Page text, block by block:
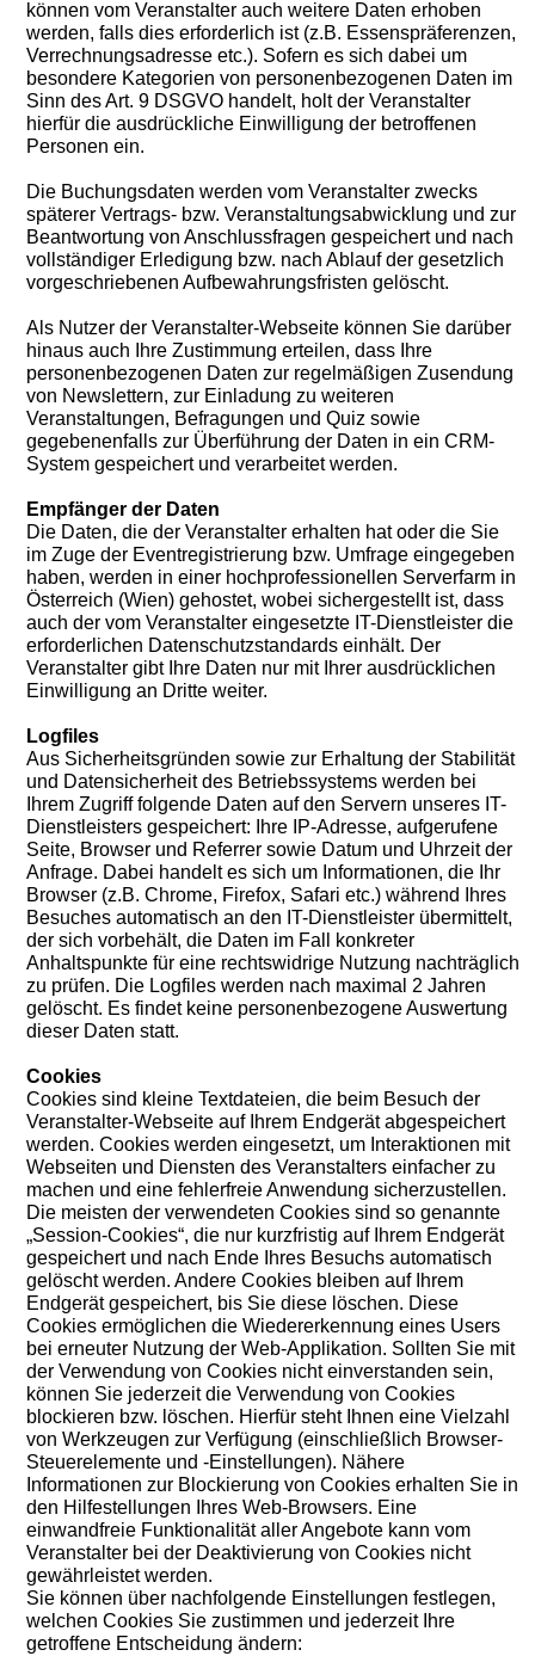
können vom Veranstalter auch weitere Daten erhoben
werden, falls dies erforderlich ist (z.B. Essenspräferenzen,
Verrechnungsadresse etc.). Sofern es sich dabei um
besondere Kategorien von personenbezogenen Daten im
Sinn des Art. 9 DSGVO handelt, holt der Veranstalter
hierfür die ausdrückliche Einwilligung der betroffenen
Personen ein.
Die Buchungsdaten werden vom Veranstalter zwecks
späterer Vertrags- bzw. Veranstaltungsabwicklung und zur
Beantwortung von Anschlussfragen gespeichert und nach
vollständiger Erledigung bzw. nach Ablauf der gesetzlich
vorgeschriebenen Aufbewahrungsfristen gelöscht.
Als Nutzer der Veranstalter-Webseite können Sie darüber
hinaus auch Ihre Zustimmung erteilen, dass Ihre
personenbezogenen Daten zur regelmäßigen Zusendung
von Newslettern, zur Einladung zu weiteren
Veranstaltungen, Befragungen und Quiz sowie
gegebenenfalls zur Überführung der Daten in ein CRM-
System gespeichert und verarbeitet werden.
Empfänger der Daten
Die Daten, die der Veranstalter erhalten hat oder die Sie
im Zuge der Eventregistrierung bzw. Umfrage eingegeben
haben, werden in einer hochprofessionellen Serverfarm in
Österreich (Wien) gehostet, wobei sichergestellt ist, dass
auch der vom Veranstalter eingesetzte IT-Dienstleister die
erforderlichen Datenschutzstandards einhält. Der
Veranstalter gibt Ihre Daten nur mit Ihrer ausdrücklichen
Einwilligung an Dritte weiter.
Logfiles
Aus Sicherheitsgründen sowie zur Erhaltung der Stabilität
und Datensicherheit des Betriebssystems werden bei
Ihrem Zugriff folgende Daten auf den Servern unseres IT-
Dienstleisters gespeichert: Ihre IP-Adresse, aufgerufene
Seite, Browser und Referrer sowie Datum und Uhrzeit der
Anfrage. Dabei handelt es sich um Informationen, die Ihr
Browser (z.B. Chrome, Firefox, Safari etc.) während Ihres
Besuches automatisch an den IT-Dienstleister übermittelt,
der sich vorbehält, die Daten im Fall konkreter
Anhaltspunkte für eine rechtswidrige Nutzung nachträglich
zu prüfen. Die Logfiles werden nach maximal 2 Jahren
gelöscht. Es findet keine personenbezogene Auswertung
dieser Daten statt.
Cookies
Cookies sind kleine Textdateien, die beim Besuch der
Veranstalter-Webseite auf Ihrem Endgerät abgespeichert
werden. Cookies werden eingesetzt, um Interaktionen mit
Webseiten und Diensten des Veranstalters einfacher zu
machen und eine fehlerfreie Anwendung sicherzustellen.
Die meisten der verwendeten Cookies sind so genannte
„Session-Cookies“, die nur kurzfristig auf Ihrem Endgerät
gespeichert und nach Ende Ihres Besuchs automatisch
gelöscht werden. Andere Cookies bleiben auf Ihrem
Endgerät gespeichert, bis Sie diese löschen. Diese
Cookies ermöglichen die Wiedererkennung eines Users
bei erneuter Nutzung der Web-Applikation. Sollten Sie mit
der Verwendung von Cookies nicht einverstanden sein,
können Sie jederzeit die Verwendung von Cookies
blockieren bzw. löschen. Hierfür steht Ihnen eine Vielzahl
von Werkzeugen zur Verfügung (einschließlich Browser-
Steuerelemente und -Einstellungen). Nähere
Informationen zur Blockierung von Cookies erhalten Sie in
den Hilfestellungen Ihres Web-Browsers. Eine
einwandfreie Funktionalität aller Angebote kann vom
Veranstalter bei der Deaktivierung von Cookies nicht
gewährleistet werden.
Sie können über nachfolgende Einstellungen festlegen,
welchen Cookies Sie zustimmen und jederzeit Ihre
getroffene Entscheidung ändern: